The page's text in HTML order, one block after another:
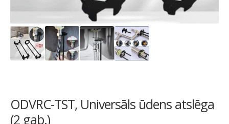
ODVRC-TST, Universāls ūdens atslēga
(2 gab.)